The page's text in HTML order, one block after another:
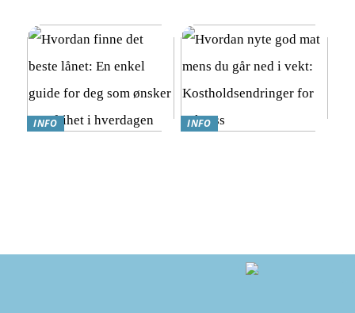
INFO
INFO